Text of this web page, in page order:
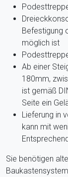
Befestigung
möglich ist
Ab einer
180mm,
ist gemäß
Seite ein
Lieferung in
kann mit
Sie benötigen